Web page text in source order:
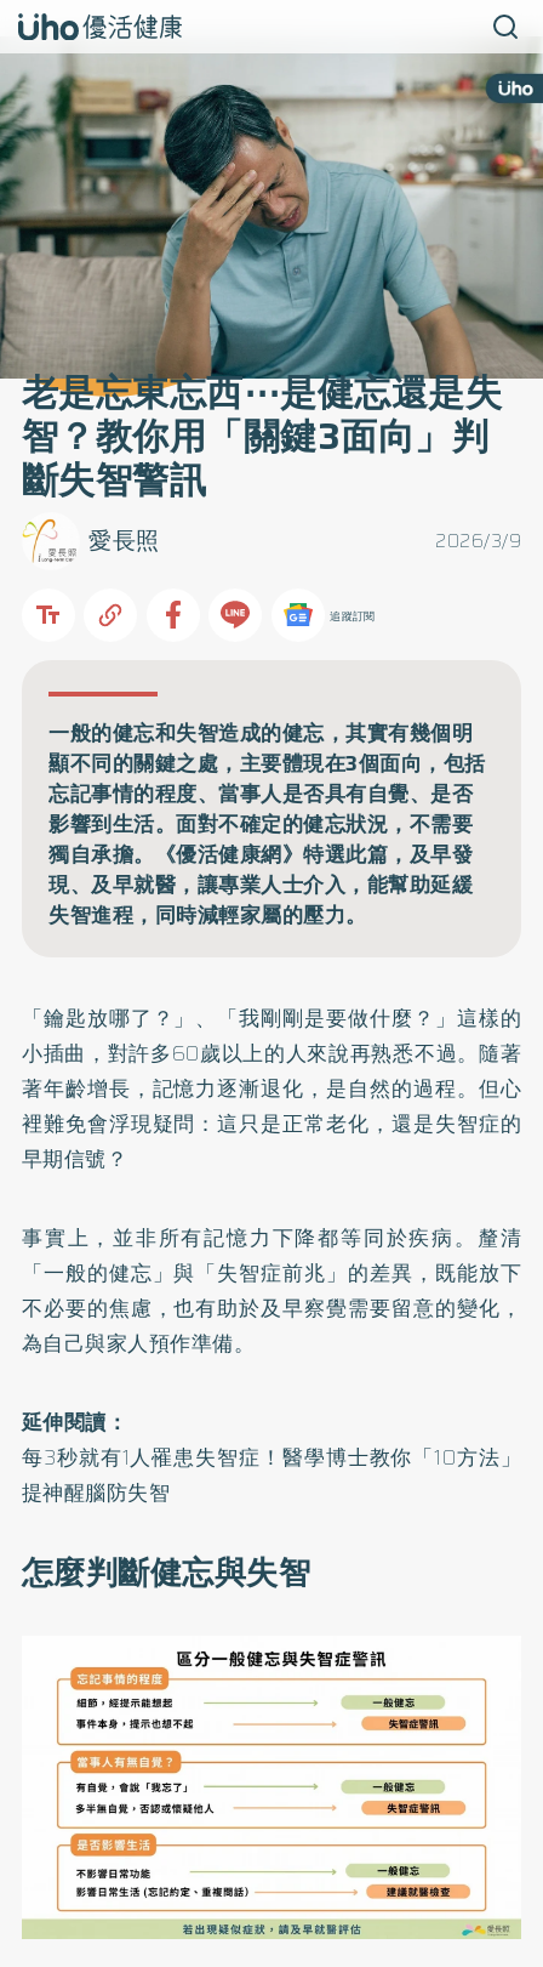
老是忘東忘西⋯是健忘還是失
智？教你用「關鍵3面向」判
斷失智警訊
2026/3/9
愛長照
追蹤訂閱
一般的健忘和失智造成的健忘，其實有幾個明
顯不同的關鍵之處，主要體現在3個面向，包括
忘記事情的程度、當事人是否具有自覺、是否
影響到生活。面對不確定的健忘狀況，不需要
獨自承擔。《優活健康網》特選此篇，及早發
現、及早就醫，讓專業人士介入，能幫助延緩
失智進程，同時減輕家屬的壓力。
「鑰匙放哪了？」、「我剛剛是要做什麼？」這樣的
小插曲，對許多60歲以上的人來說再熟悉不過。隨著
著年齡增長，記憶力逐漸退化，是自然的過程。但心
裡難免會浮現疑問：這只是正常老化，還是失智症的
早期信號？
事實上，並非所有記憶力下降都等同於疾病。釐清
「一般的健忘」與「失智症前兆」的差異，既能放下
不必要的焦慮，也有助於及早察覺需要留意的變化，
為自己與家人預作準備。
延伸閱讀：
每3秒就有1人罹患失智症！醫學博士教你「10方法」
提神醒腦防失智
怎麼判斷健忘與失智